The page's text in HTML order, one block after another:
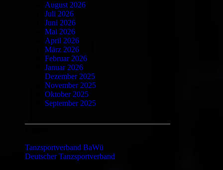
August 2026
Juli 2026
Juni 2026
Mai 2026
April 2026
März 2026
Februar 2026
Januar 2026
Dezember 2025
November 2025
Oktober 2025
September 2025
Tanzsportverband BaWü
Deutscher Tanzsportverband